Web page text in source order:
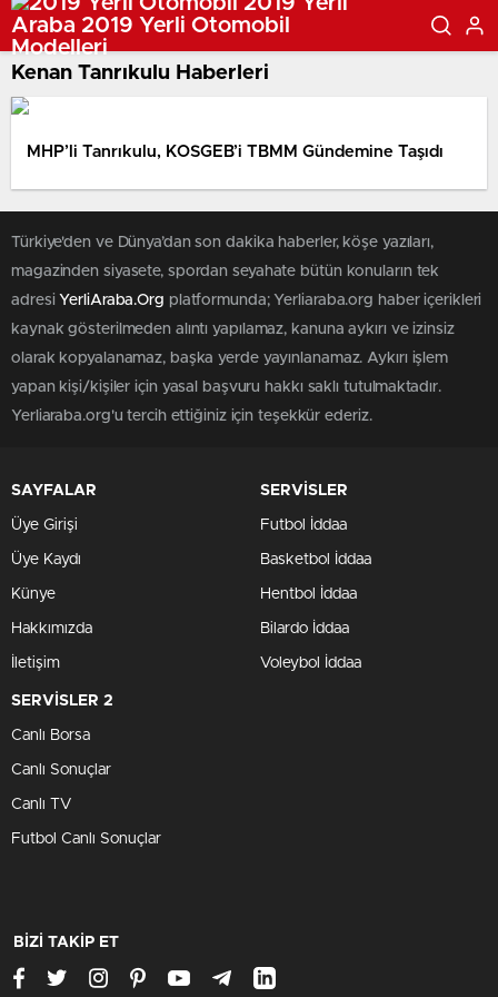
Kenan Tanrıkulu Haberleri
MHP’li Tanrıkulu, KOSGEB’i TBMM Gündemine Taşıdı
Türkiye'den ve Dünya’dan son dakika haberler, köşe yazıları,
magazinden siyasete, spordan seyahate bütün konuların tek
adresi YerliAraba.Org platformunda; Yerliaraba.org haber içerikleri
kaynak gösterilmeden alıntı yapılamaz, kanuna aykırı ve izinsiz
olarak kopyalanamaz, başka yerde yayınlanamaz. Aykırı işlem
yapan kişi/kişiler için yasal başvuru hakkı saklı tutulmaktadır.
Yerliaraba.org'u tercih ettiğiniz için teşekkür ederiz.
SAYFALAR
Üye Girişi
Üye Kaydı
Künye
Hakkımızda
İletişim
SERVİSLER
Futbol İddaa
Basketbol İddaa
Hentbol İddaa
Bilardo İddaa
Voleybol İddaa
SERVİSLER 2
Canlı Borsa
Canlı Sonuçlar
Canlı TV
Futbol Canlı Sonuçlar
BİZİ TAKİP ET